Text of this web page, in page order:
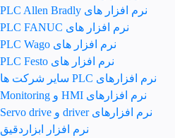
نرم افزار های PLC Allen Bradly
نرم افزار های PLC FANUC
نرم افزار های PLC Wago
نرم افزار های PLC Festo
نرم افزارهای PLC سایر شرکت ها
نرم افزارهای HMI و Monitoring
نرم افزارهای driver و Servo drive
نرم افزار ابزاردقیق